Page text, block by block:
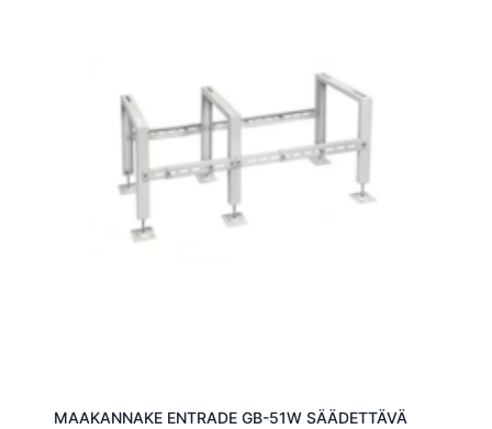
MAAKANNAKE ENTRADE GB-51W SÄÄDETTÄVÄ